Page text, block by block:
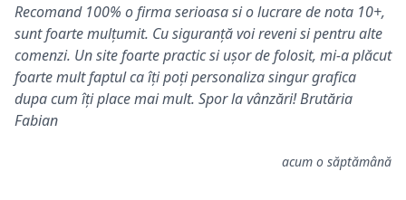
Recomand 100% o firma serioasa si o lucrare de nota 10+,
sunt foarte mulțumit. Cu siguranță voi reveni si pentru alte
comenzi. Un site foarte practic si ușor de folosit, mi-a plăcut
foarte mult faptul ca îți poți personaliza singur grafica
dupa cum îți place mai mult. Spor la vânzări! Brutăria
Fabian
acum o săptămână